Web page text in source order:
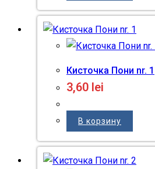
Кисточка Пони nr. 1
3,60 lei
В корзину